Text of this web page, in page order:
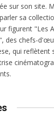
sur son site.
sa
figurent "Les
des chefs-
qui